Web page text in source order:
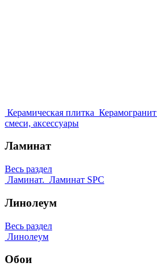
Керамическая плитка Керамогранит
смеси, аксессуары
Ламинат
Весь раздел
Ламинат. Ламинат SPC
Линолеум
Весь раздел
Линолеум
Обои